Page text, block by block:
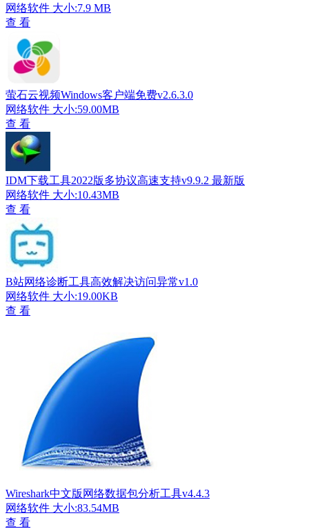
网络软件 大小:7.9 MB
查 看
萤石云视频Windows客户端免费v2.6.3.0
网络软件 大小:59.00MB
查 看
IDM下载工具2022版多协议高速支持v9.9.2 最新版
网络软件 大小:10.43MB
查 看
B站网络诊断工具高效解决访问异常v1.0
网络软件 大小:19.00KB
查 看
Wireshark中文版网络数据包分析工具v4.4.3
网络软件 大小:83.54MB
查 看